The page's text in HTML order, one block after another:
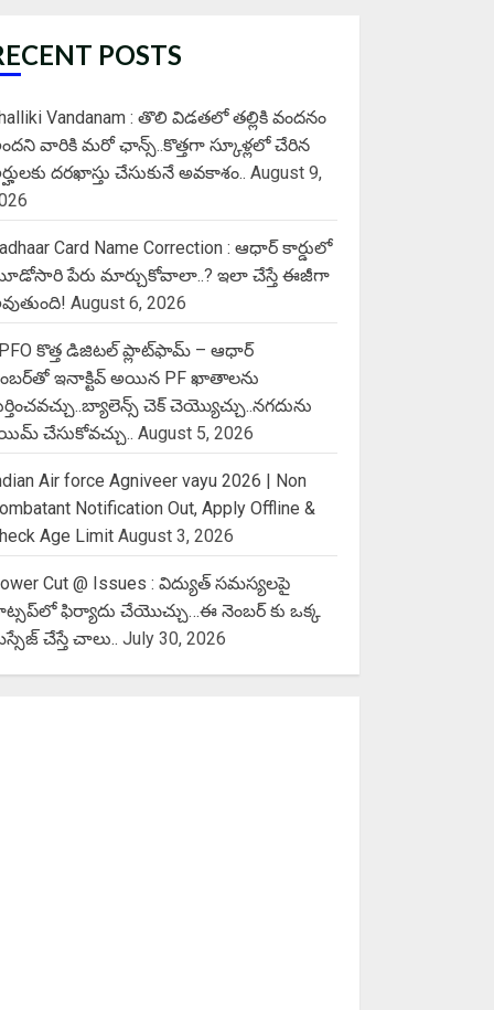
POSTS
Vandanam : తొలి విడతలో తల్లికి వందనం
వారికి మరో ఛాన్స్..కొత్తగా స్కూళ్లలో చేరిన
దరఖాస్తు చేసుకునే అవకాశం.. August 9,
Card Name Correction : ఆధార్ కార్డులో
పేరు మార్చుకోవాలా..? ఇలా చేస్తే ఈజీగా
August 6, 2026
కొత్త డిజిటల్ ప్లాట్‌ఫామ్‌ – ఆధార్
ఇనాక్టివ్ అయిన PF ఖాతాలను
చెక్ చెయ్యొచ్చు..నగదును
చేసుకోవచ్చు.. August 5, 2026
Air force Agniveer vayu 2026 | Non
Notification Out, Apply Offline &
Age Limit August 3, 2026
Cut @ Issues : విద్యుత్ సమస్యలపై
ఫిర్యాదు చేయొచ్చు…ఈ నెంబర్ కు ఒక్క
చేస్తే చాలు.. July 30, 2026